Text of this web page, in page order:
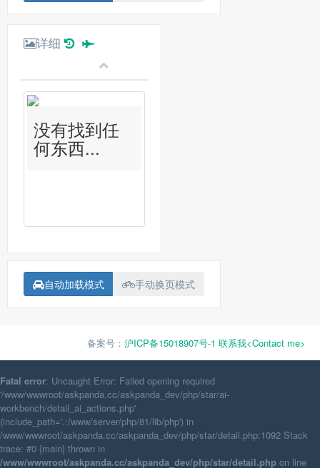
详细
没有找到任
何东西...
自动加载模式 手动换页模式
备案号： 沪ICP备15018907号-1 联系我<Contact me>
Fatal error: Uncaught Error: Failed opening required
'/www/wwwroot/askpanda.cc/askpanda_dev/php/star/ai-
workbench/detail_ai_actions.php'
(include_path='.:/www/server/php/81/lib/php') in
/www/wwwroot/askpanda.cc/askpanda_dev/php/star/detail.php:1092 Stack
trace: #0 {main} thrown in
/www/wwwroot/askpanda.cc/askpanda_dev/php/star/detail.php on line